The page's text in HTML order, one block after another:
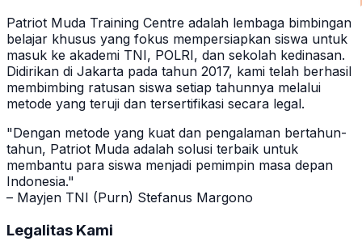
Patriot Muda Training Centre adalah lembaga bimbingan
belajar khusus yang fokus mempersiapkan siswa untuk
masuk ke akademi TNI, POLRI, dan sekolah kedinasan.
Didirikan di Jakarta pada tahun 2017, kami telah berhasil
membimbing ratusan siswa setiap tahunnya melalui
metode yang teruji dan tersertifikasi secara legal.
"Dengan metode yang kuat dan pengalaman bertahun-
tahun, Patriot Muda adalah solusi terbaik untuk
membantu para siswa menjadi pemimpin masa depan
Indonesia."
– Mayjen TNI (Purn) Stefanus Margono
Legalitas Kami